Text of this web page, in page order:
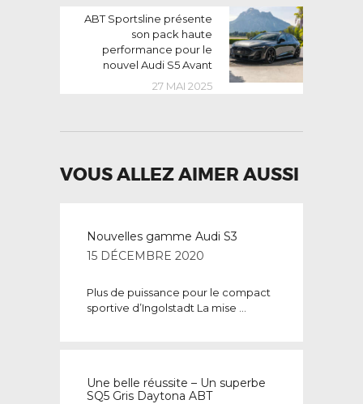
post:
ABT Sportsline présente
son pack haute
performance pour le
nouvel Audi S5 Avant
27 MAI 2025
VOUS ALLEZ AIMER AUSSI
Nouvelles gamme Audi S3
15 DÉCEMBRE 2020
Plus de puissance pour le compact
sportive d’Ingolstadt La mise ...
Une belle réussite – Un superbe
SQ5 Gris Daytona ABT